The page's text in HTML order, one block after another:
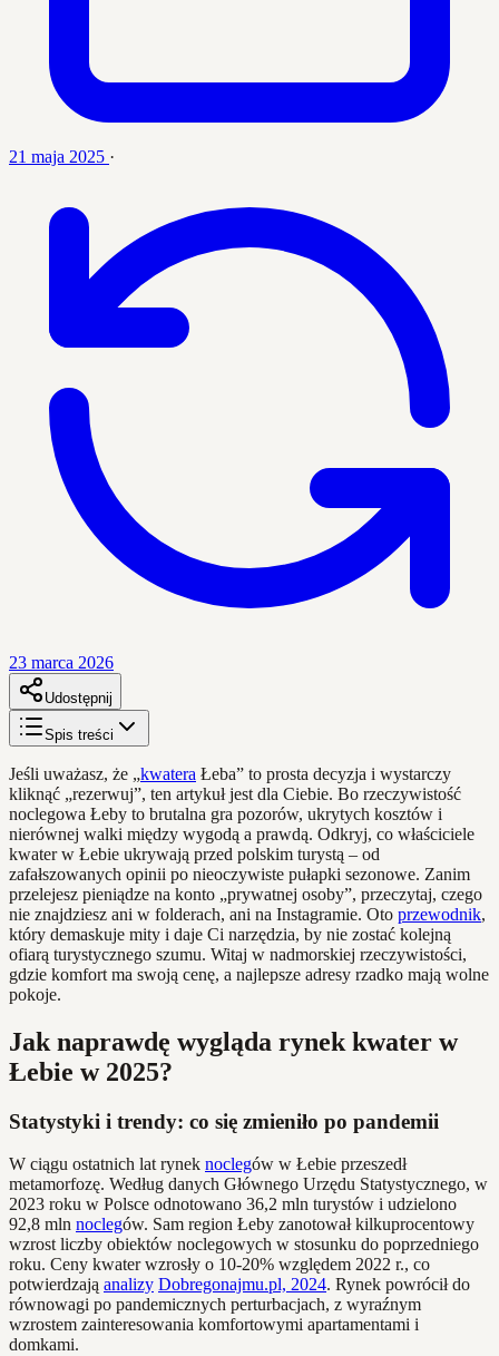
21 maja 2025 ·
23 marca 2026
Udostępnij
Spis treści
Jeśli uważasz, że „kwatera Łeba” to prosta decyzja i wystarczy
kliknąć „rezerwuj”, ten artykuł jest dla Ciebie. Bo rzeczywistość
noclegowa Łeby to brutalna gra pozorów, ukrytych kosztów i
nierównej walki między wygodą a prawdą. Odkryj, co właściciele
kwater w Łebie ukrywają przed polskim turystą – od
zafałszowanych opinii po nieoczywiste pułapki sezonowe. Zanim
przelejesz pieniądze na konto „prywatnej osoby”, przeczytaj, czego
nie znajdziesz ani w folderach, ani na Instagramie. Oto przewodnik,
który demaskuje mity i daje Ci narzędzia, by nie zostać kolejną
ofiarą turystycznego szumu. Witaj w nadmorskiej rzeczywistości,
gdzie komfort ma swoją cenę, a najlepsze adresy rzadko mają wolne
pokoje.
Jak naprawdę wygląda rynek kwater w
Łebie w 2025?
Statystyki i trendy: co się zmieniło po pandemii
W ciągu ostatnich lat rynek noclegów w Łebie przeszedł
metamorfozę. Według danych Głównego Urzędu Statystycznego, w
2023 roku w Polsce odnotowano 36,2 mln turystów i udzielono
92,8 mln noclegów. Sam region Łeby zanotował kilkuprocentowy
wzrost liczby obiektów noclegowych w stosunku do poprzedniego
roku. Ceny kwater wzrosły o 10-20% względem 2022 r., co
potwierdzają analizy Dobregonajmu.pl, 2024. Rynek powrócił do
równowagi po pandemicznych perturbacjach, z wyraźnym
wzrostem zainteresowania komfortowymi apartamentami i
domkami.